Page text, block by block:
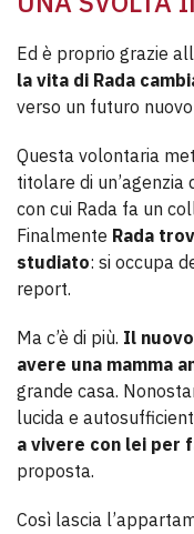
Ed è proprio grazie
la vita di Rada
verso un futuro
Questa volontaria
titolare di un’agenzia
con cui Rada fa un
Finalmente Rada
studiato: si occupa
report.
Ma c’è di più. Il
avere una mamma
grande casa.
lucida e
a vivere con lei per
proposta.
Così lascia